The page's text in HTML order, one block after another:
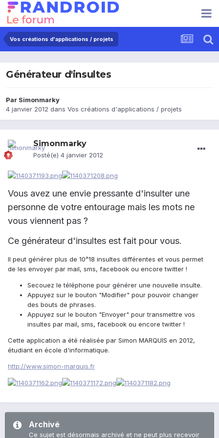
Vos créations d'applications / projets
Générateur d'insultes
Par Simonmarky
4 janvier 2012 dans Vos créations d'applications / projets
Simonmarky
Posté(e) 4 janvier 2012
Vous avez une envie pressante d'insulter une
personne de votre entourage mais les mots ne
vous viennent pas ?
Ce générateur d'insultes est fait pour vous.
Il peut générer plus de 10^18 insultes différentes et vous permet
de les envoyer par mail, sms, facebook ou encore twitter !
Secouez le téléphone pour générer une nouvelle insulte.
Appuyez sur le bouton "Modifier" pour pouvoir changer
des bouts de phrases.
Appuyez sur le bouton "Envoyer" pour transmettre vos
insultes par mail, sms, facebook ou encore twitter !
Cette application a été réalisée par Simon MARQUIS en 2012,
étudiant en école d'informatique.
http://www.simon-marquis.fr
Archivé
Ce sujet est désormais archivé et ne peut plus recevoir